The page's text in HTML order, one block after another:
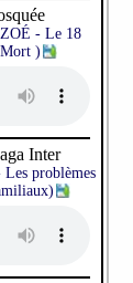
- Le 18
)
Inter
problèmes